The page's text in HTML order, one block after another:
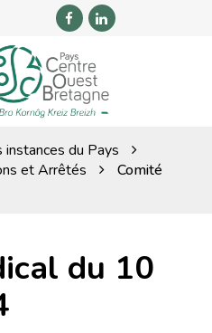
Lien
le
compte
Facebook
Lien
le
compte
Linkedin
instances du Pays
et Arrêtés
Comité
du 10